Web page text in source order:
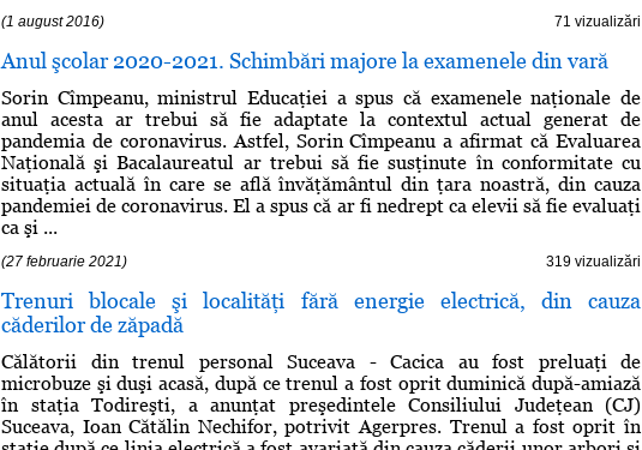
(1 august 2016) 71 vizualizări
Anul şcolar 2020-2021. Schimbări majore la examenele din vară
Sorin Cîmpeanu, ministrul Educaţiei a spus că examenele naţionale de
anul acesta ar trebui să fie adaptate la contextul actual generat de
pandemia de coronavirus. Astfel, Sorin Cîmpeanu a afirmat că Evaluarea
Naţională şi Bacalaureatul ar trebui să fie susţinute în conformitate cu
situaţia actuală în care se află învăţământul din ţara noastră, din cauza
pandemiei de coronavirus. El a spus că ar fi nedrept ca elevii să fie evaluaţi
ca şi ...
(27 februarie 2021) 319 vizualizări
Trenuri blocale şi localităţi fără energie electrică, din cauza
căderilor de zăpadă
Călătorii din trenul personal Suceava - Cacica au fost preluaţi de
microbuze şi duşi acasă, după ce trenul a fost oprit duminică după-amiază
în staţia Todireşti, a anunţat preşedintele Consiliului Judeţean (CJ)
Suceava, Ioan Cătălin Nechifor, potrivit Agerpres. Trenul a fost oprit în